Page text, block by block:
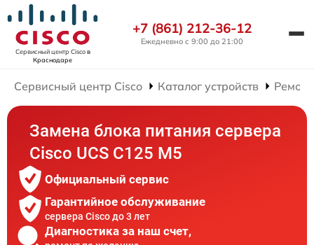
Сервисный центр Ciscoв
Краснодаре
+7 (861) 212-36-12
Ежедневно с 9:00 до 21:00
Сервисный центр Cisco Каталог устройств
Замена блока питания сервера
Cisco UCS C125 M5
Официальный сервис
Гарантийное обслуживание
сервера Cisco до 3 лет
Диагностика за наш счет,